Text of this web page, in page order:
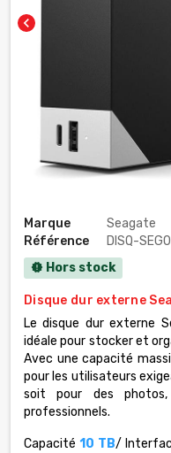
chevron_left
Marque
Seagate
Référence
DISQ-
new_releases Hors stock
Disque dur externe
Le disque dur externe
idéale pour stocker et
Avec une capacité
pour les utilisateurs
soit pour des
professionnels.
Capacité 10 TB/